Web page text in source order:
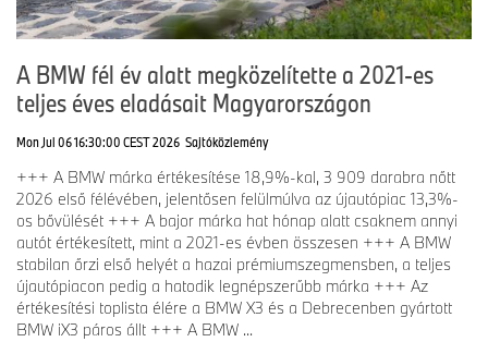
A BMW fél év alatt megközelítette a 2021-es
teljes éves eladásait Magyarországon
Mon Jul 06 16:30:00 CEST 2026 Sajtóközlemény
+++ A BMW márka értékesítése 18,9%-kal, 3 909 darabra nőtt
2026 első félévében, jelentősen felülmúlva az újautópiac 13,3%-
os bővülését +++ A bajor márka hat hónap alatt csaknem annyi
autót értékesített, mint a 2021-es évben összesen +++ A BMW
stabilan őrzi első helyét a hazai prémiumszegmensben, a teljes
újautópiacon pedig a hatodik legnépszerűbb márka +++ Az
értékesítési toplista élére a BMW X3 és a Debrecenben gyártott
BMW iX3 páros állt +++ A BMW ...